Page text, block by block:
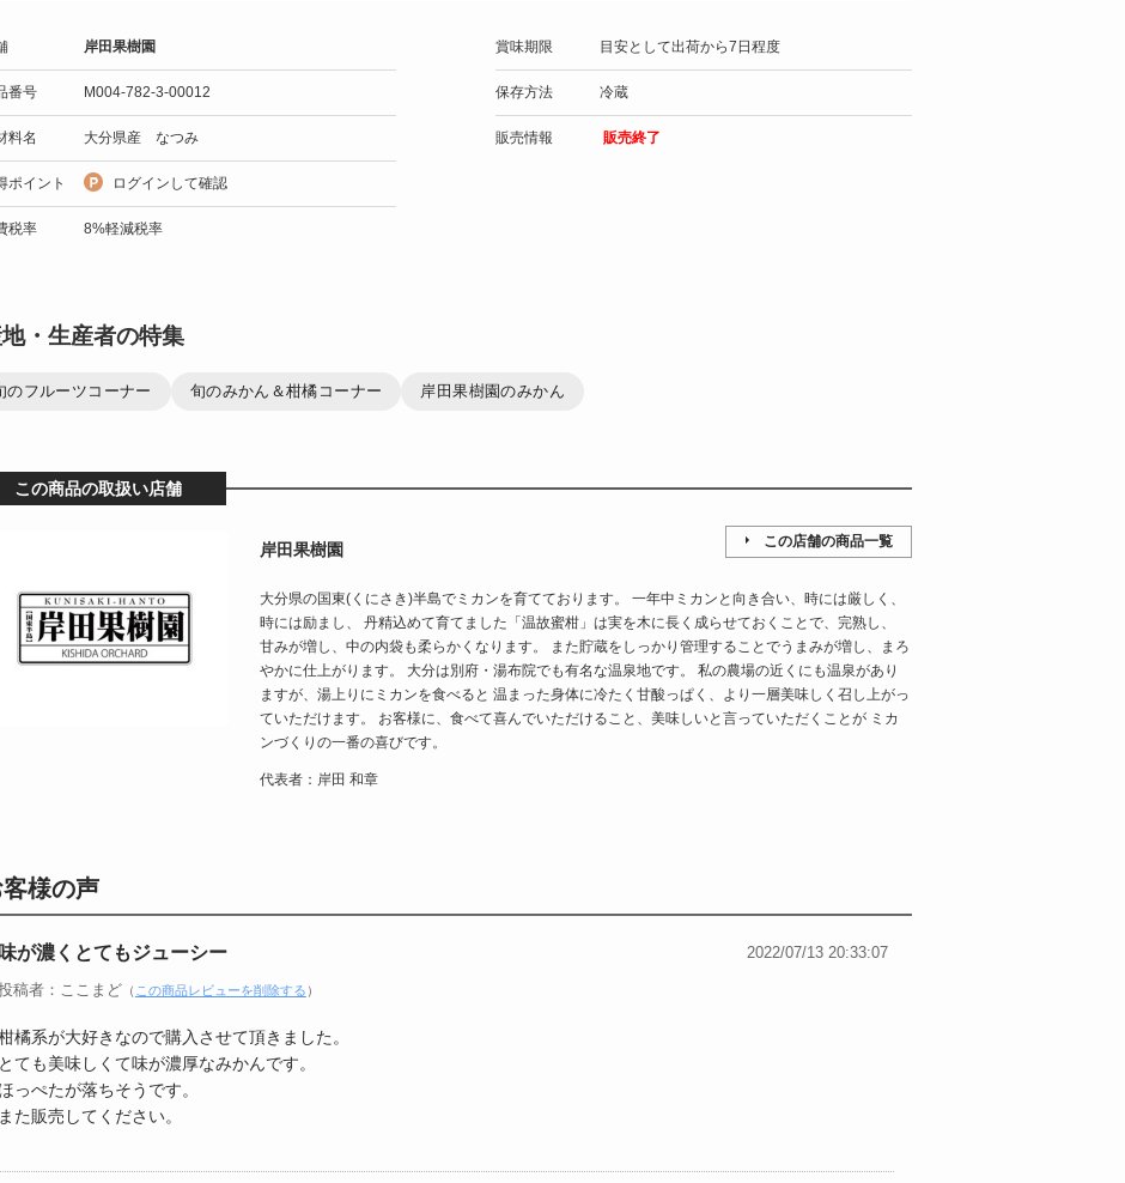
岸田果樹園
番号 M004-782-3-00012
料名 大分県産 なつみ
ポイント ログインして確認
税率 8%軽減税率
賞味期限 目安として出荷から7日程度
保存方法 冷蔵
販売情報 販売終了
・生産者の特集
のフルーツコーナー 旬のみかん＆柑橘コーナー 岸田果樹園のみかん
この商品の取扱い店舗
岸田果樹園 この店舗の商品一覧
大分県の国東(くにさき)半島でミカンを育てております。 一年中ミカンと向き合い、時には厳しく、
時には励まし、 丹精込めて育てました「温故蜜柑」は実を木に長く成らせておくことで、完熟し、
甘みが増し、中の内袋も柔らかくなります。 また貯蔵をしっかり管理することでうまみが増し、まろ
やかに仕上がります。 大分は別府・湯布院でも有名な温泉地です。 私の農場の近くにも温泉があり
ますが、湯上りにミカンを食べると 温まった身体に冷たく甘酸っぱく、より一層美味しく召し上がっ
ていただけます。 お客様に、食べて喜んでいただけること、美味しいと言っていただくことが ミカ
ンづくりの一番の喜びです。
代表者：岸田 和章
様の声
が濃くとてもジューシー 2022/07/13 20:33:07
稿者：ここまど（ この商品レビューを削除する ）
橘系が大好きなので購入させて頂きました。
とても美味しくて味が濃厚なみかんです。
っぺたが落ちそうです。
また販売してください。